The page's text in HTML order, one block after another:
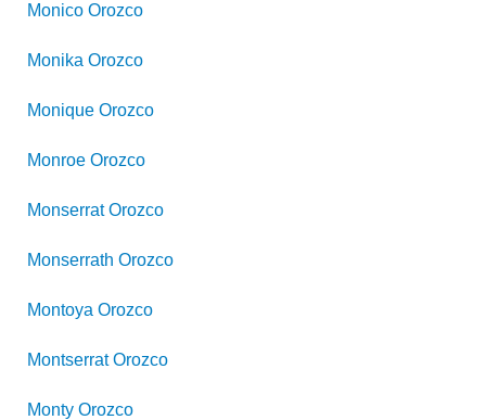
Monico Orozco
Monika Orozco
Monique Orozco
Monroe Orozco
Monserrat Orozco
Monserrath Orozco
Montoya Orozco
Montserrat Orozco
Monty Orozco